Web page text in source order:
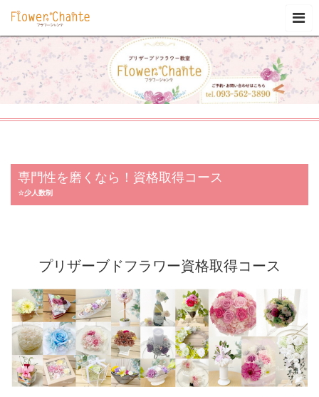
専門性を磨くなら！資格取得コース
☆少人数制
プリザーブドフラワー資格取得コース